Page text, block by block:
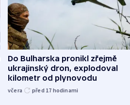
Do Bulharska pronikl zřejmě
ukrajinský dron, explodoval
kilometr od plynovodu
včera před 17 hodinami